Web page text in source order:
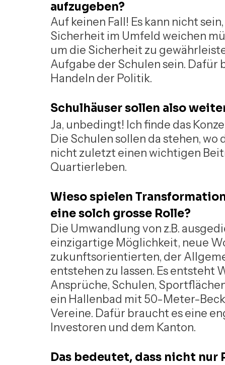
aufzugeben?
Auf keinen Fall! Es kann nicht
Sicherheit im Umfeld weichen
um die Sicherheit zu
Aufgabe der Schulen sein. Dafür
Handeln der Politik.
Schulhäuser sollen also
Ja, unbedingt! Ich finde das
Die Schulen sollen da stehen, wo
nicht zuletzt einen wichtigen
Quartierleben.
Wieso spielen
eine solch grosse Rolle?
Die Umwandlung von z.B.
einzigartige Möglichkeit, neue
zukunftsorientierten, der
entstehen zu lassen. Es
Ansprüche, Schulen,
ein Hallenbad mit 50-Meter-
Vereine. Dafür braucht es eine
Investoren und dem Kanton.
Das bedeutet, dass nicht